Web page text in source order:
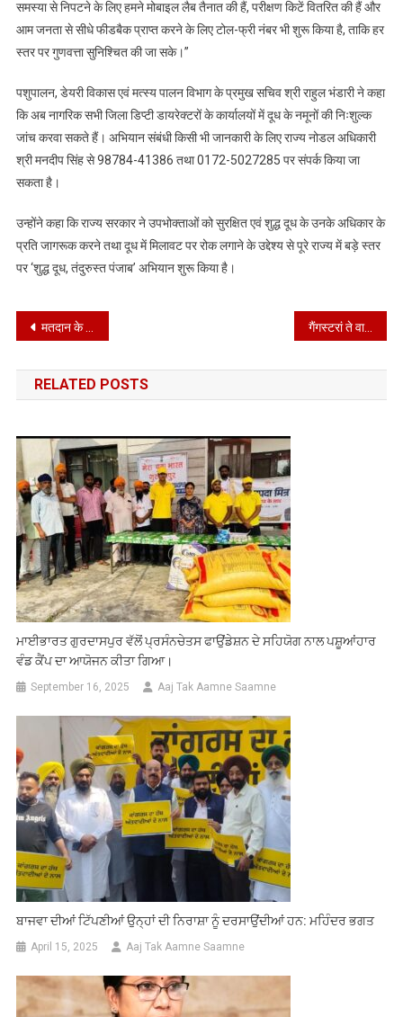
समस्या से निपटने के लिए हमने मोबाइल लैब तैनात की हैं, परीक्षण किटें वितरित की हैं और
आम जनता से सीधे फीडबैक प्राप्त करने के लिए टोल-फ्री नंबर भी शुरू किया है, ताकि हर
स्तर पर गुणवत्ता सुनिश्चित की जा सके।”
पशुपालन, डेयरी विकास एवं मत्स्य पालन विभाग के प्रमुख सचिव श्री राहुल भंडारी ने कहा
कि अब नागरिक सभी जिला डिप्टी डायरेक्टरों के कार्यालयों में दूध के नमूनों की निःशुल्क
जांच करवा सकते हैं। अभियान संबंधी किसी भी जानकारी के लिए राज्य नोडल अधिकारी
श्री मनदीप सिंह से 98784-41386 तथा 0172-5027285 पर संपर्क किया जा
सकता है।
उन्होंने कहा कि राज्य सरकार ने उपभोक्ताओं को सुरक्षित एवं शुद्ध दूध के उनके अधिकार के
प्रति जागरूक करने तथा दूध में मिलावट पर रोक लगाने के उद्देश्य से पूरे राज्य में बड़े स्तर
पर ‘शुद्ध दूध, तंदुरुस्त पंजाब’ अभियान शुरू किया है।
Post
navigation
मतदान के दिन रजिस्टर्ड दुकानों एवं प्रतिष्ठानों के कर्मचारियों को मिलेगा सवेतन अवकाश: जिला निर्वाचन अधिकारी गैंगस्टरां ते वार का 165वाँ दिन: पंजाब पुलिस द्वारा 829 स्थानों पर छापेमारी; 570 गिरफ्तार
RELATED POSTS
ਮਾਈਭਾਰਤ ਗੁਰਦਾਸਪੁਰ ਵੱਲੋਂ ਪ੍ਰਸੰਨਚੇਤਸ ਫਾਉਂਡੇਸ਼ਨ ਦੇ ਸਹਿਯੋਗ ਨਾਲ ਪਸ਼ੂਆਂਹਾਰ
ਵੰਡ ਕੈਂਪ ਦਾ ਆਯੋਜਨ ਕੀਤਾ ਗਿਆ।
September 16, 2025 Aaj Tak Aamne Saamne
ਬਾਜਵਾ ਦੀਆਂ ਟਿੱਪਣੀਆਂ ਉਨ੍ਹਾਂ ਦੀ ਨਿਰਾਸ਼ਾ ਨੂੰ ਦਰਸਾਉਂਦੀਆਂ ਹਨ: ਮਹਿੰਦਰ ਭਗਤ
April 15, 2025 Aaj Tak Aamne Saamne